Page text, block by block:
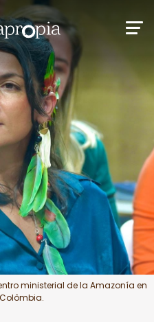
ministerial de la Amazonía en